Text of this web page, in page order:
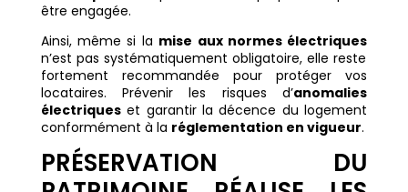
être engagée.
Ainsi, même si la mise aux normes électriques
n’est pas systématiquement obligatoire, elle reste
fortement recommandée pour protéger vos
locataires. Prévenir les risques d’anomalies
électriqueset garantir la décence du logement
conformément à la réglementation en vigueur.
PRÉSERVATION DU